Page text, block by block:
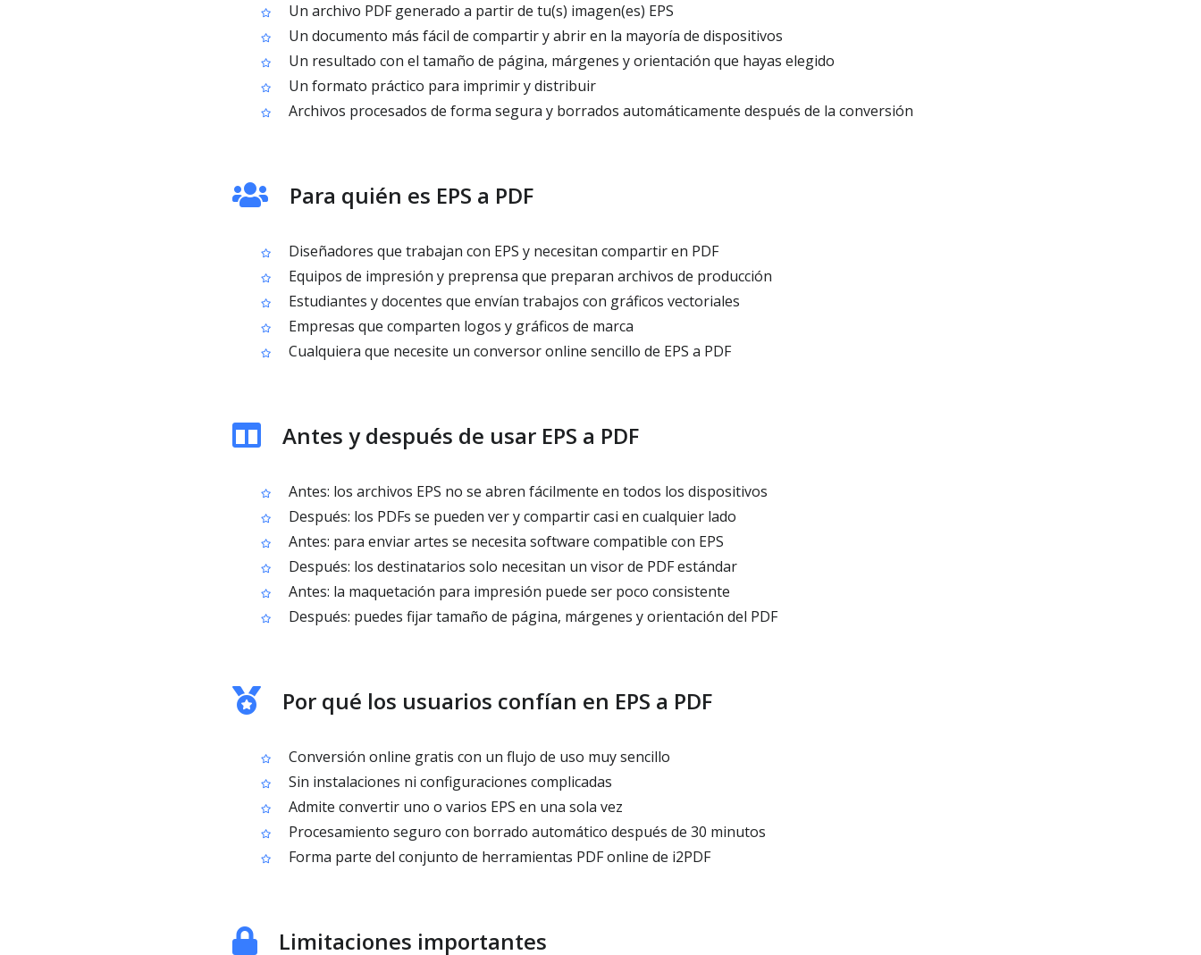
Un archivo PDF generado a partir de tu(s) imagen(es) EPS
Un documento más fácil de compartir y abrir en la mayoría de dispositivos
Un resultado con el tamaño de página, márgenes y orientación que hayas elegido
Un formato práctico para imprimir y distribuir
Archivos procesados de forma segura y borrados automáticamente después de la conversión
Para quién es EPS a PDF
Diseñadores que trabajan con EPS y necesitan compartir en PDF
Equipos de impresión y preprensa que preparan archivos de producción
Estudiantes y docentes que envían trabajos con gráficos vectoriales
Empresas que comparten logos y gráficos de marca
Cualquiera que necesite un conversor online sencillo de EPS a PDF
Antes y después de usar EPS a PDF
Antes: los archivos EPS no se abren fácilmente en todos los dispositivos
Después: los PDFs se pueden ver y compartir casi en cualquier lado
Antes: para enviar artes se necesita software compatible con EPS
Después: los destinatarios solo necesitan un visor de PDF estándar
Antes: la maquetación para impresión puede ser poco consistente
Después: puedes fijar tamaño de página, márgenes y orientación del PDF
Por qué los usuarios confían en EPS a PDF
Conversión online gratis con un flujo de uso muy sencillo
Sin instalaciones ni configuraciones complicadas
Admite convertir uno o varios EPS en una sola vez
Procesamiento seguro con borrado automático después de 30 minutos
Forma parte del conjunto de herramientas PDF online de i2PDF
Limitaciones importantes